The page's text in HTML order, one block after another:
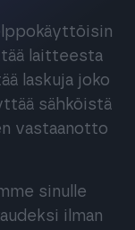
laitteesta
laskuja joko
sähköistä
vastaanotto
sinulle
ilman